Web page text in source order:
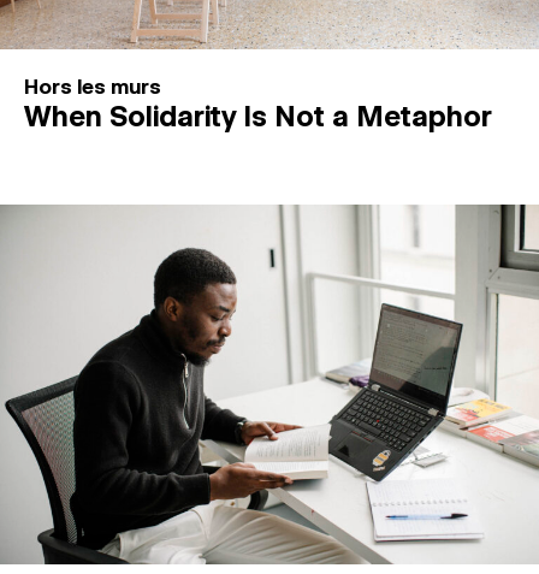
Hors les murs
When Solidarity Is Not a Metaphor